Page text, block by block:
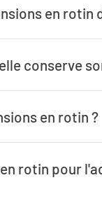
en rotin
conserve
en rotin ?
rotin pour